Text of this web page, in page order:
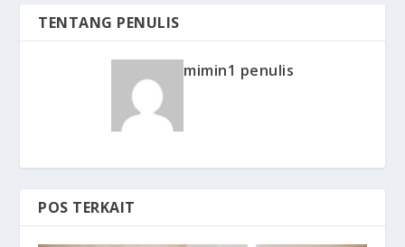
TENTANG PENULIS
mimin1 penulis
POS TERKAIT